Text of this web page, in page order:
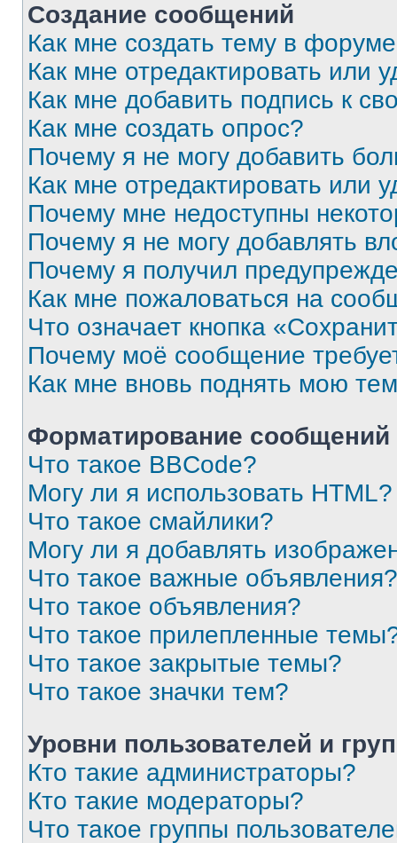
Создание сообщений
Как мне создать тему в
Как мне отредактировать или
Как мне добавить подпись к
Как мне создать опрос?
Почему я не могу добавить
Как мне отредактировать или
Почему мне недоступны
Почему я не могу добавлять
Почему я получил
Как мне пожаловаться на
Что означает кнопка
Почему моё сообщение
Как мне вновь поднять мою
Форматирование
Что такое BBCode?
Могу ли я использовать HTML?
Что такое смайлики?
Могу ли я добавлять
Что такое важные объявления?
Что такое объявления?
Что такое прилепленные
Что такое закрытые темы?
Что такое значки тем?
Уровни пользователей и
Кто такие администраторы?
Кто такие модераторы?
Что такое группы